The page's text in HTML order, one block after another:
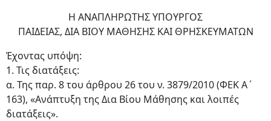
Η ΑΝΑΠΛΗΡΩΤΗΣ ΥΠΟΥΡΓΟΣ
ΠΑΙΔΕΙΑΣ, ΔΙΑ ΒΙΟΥ ΜΑΘΗΣΗΣ ΚΑΙ ΘΡΗΣΚΕΥΜΑΤΩΝ
Έχοντας υπόψη:
1. Τις διατάξεις:
α. Της παρ. 8 του άρθρου 26 του ν. 3879/2010 (ΦΕΚ Α΄
163), «Ανάπτυξη της Δια Βίου Μάθησης και λοιπές
διατάξεις».